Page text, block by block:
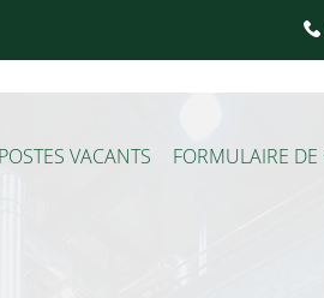
POSTES VACANTS FORMULAIRE